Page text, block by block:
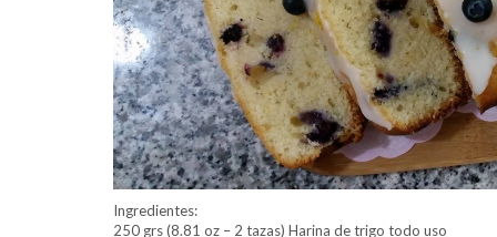
Ingredientes:
250 grs (8.81 oz – 2 tazas) Harina de trigo todo uso